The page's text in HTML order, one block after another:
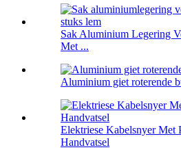
Sak Aluminium Legering
Met ...
Aluminium giet roterende
Elektriese Kabelsnyer Met
Handvatsel